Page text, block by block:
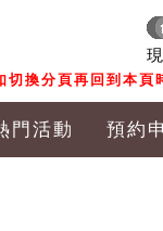
切換分頁再回到本頁
門活動 預約